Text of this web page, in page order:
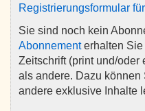
Registrierungsformular
Sie sind noch kein
Abonnementerhalten Sie
Zeitschrift (print und/oder
als andere. Dazu
andere exklusive Inhalte